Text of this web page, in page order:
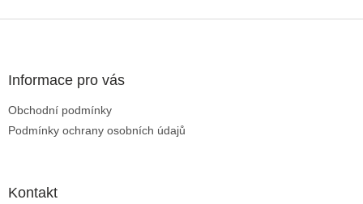
Informace pro vás
Obchodní podmínky
Podmínky ochrany osobních údajů
Kontakt